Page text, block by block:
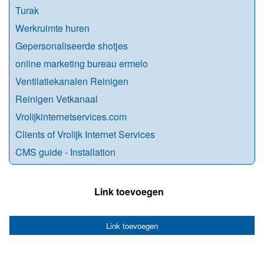
Turak
Werkruimte huren
Gepersonaliseerde shotjes
online marketing bureau ermelo
Ventilatiekanalen Reinigen
Reinigen Vetkanaal
Vrolijkinternetservices.com
Clients of Vrolijk Internet Services
CMS guide - Installation
Link toevoegen
Link toevoegen